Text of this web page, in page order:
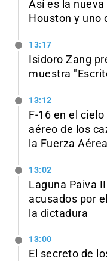
Así es la
Houston y uno
13:17
Isidoro Zang
muestra
13:12
F-16 en el
aéreo de los
la Fuerza Aérea
13:02
Laguna Paiva
acusados por
la dictadura
13:00
El secreto de